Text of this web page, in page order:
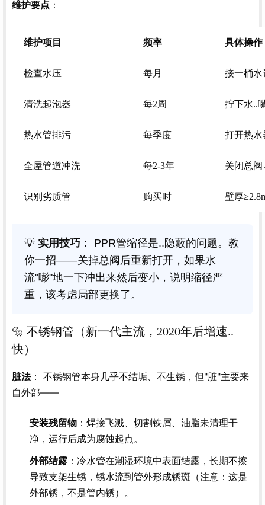
维护要点 ：
维护项目 频率 具体操作
检查水压 每月 接一桶水
清洗起泡器 每2周 拧下水..
热水管排污 每季度 打开热水
全屋管道冲洗 每2-3年 关闭总
识别劣质管 购买时 壁厚
💡 实用技巧 ： PPR管缩径是..隐蔽的问题。教
你一招——关掉总阀后重新打开，如果水
流"嘭"地一下冲出来然后变小，说明缩径严
重，该考虑局部更换了。
🔩 不锈钢管（新一代主流，2020年后增速..
快）
脏法： 不锈钢管本身几乎不结垢、不生锈，但"脏"主要来
自外部——
安装残留物 ：焊接飞溅、切割铁屑、油脂未清理干
净，运行后成为腐蚀起点。
外部结露 ：冷水管在潮湿环境中表面结露，长期不擦
导致支架生锈，锈水流到管外形成锈斑（注意：这是
外部锈，不是管内锈）。